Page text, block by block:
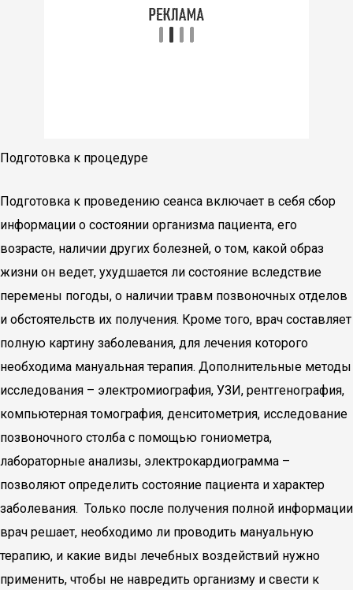
Подготовка к процедуре
Подготовка к проведению сеанса включает в себя сбор
информации о состоянии организма пациента, его
возрасте, наличии других болезней, о том, какой образ
жизни он ведет, ухудшается ли состояние вследствие
перемены погоды, о наличии травм позвоночных отделов
и обстоятельств их получения. Кроме того, врач составляет
полную картину заболевания, для лечения которого
необходима мануальная терапия. Дополнительные методы
исследования – электромиография, УЗИ, рентгенография,
компьютерная томография, денситометрия, исследование
позвоночного столба с помощью гониометра,
лабораторные анализы, электрокардиограмма –
позволяют определить состояние пациента и характер
заболевания. Только после получения полной информации
врач решает, необходимо ли проводить мануальную
терапию, и какие виды лечебных воздействий нужно
применить, чтобы не навредить организму и свести к